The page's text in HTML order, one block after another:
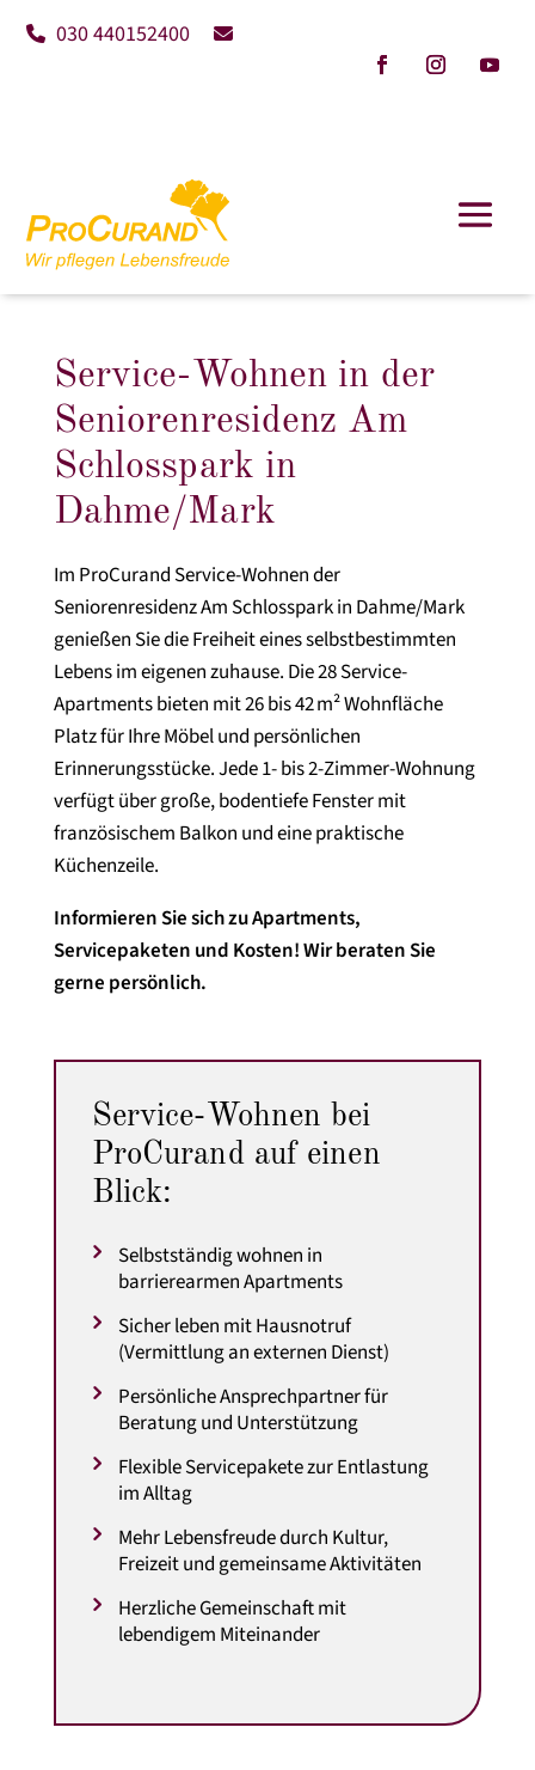
030 440152400
Service-Wohnen in der
Seniorenresidenz Am
Schlosspark in
Dahme/Mark
Im ProCurand Service-Wohnen der
Seniorenresidenz Am Schlosspark in Dahme/Mark
genießen Sie die Freiheit eines selbstbestimmten
Lebens im eigenen zuhause. Die 28 Service-
Apartments bieten mit 26 bis 42 m² Wohnfläche
Platz für Ihre Möbel und persönlichen
Erinnerungsstücke. Jede 1- bis 2-Zimmer-Wohnung
verfügt über große, bodentiefe Fenster mit
französischem Balkon und eine praktische
Küchenzeile.
Informieren Sie sich zu Apartments,
Servicepaketen und Kosten! Wir beraten Sie
gerne persönlich.
Service-Wohnen bei
ProCurand auf einen
Blick:
Selbstständig wohnen in
barrierearmen Apartments
Sicher leben mit Hausnotruf
(Vermittlung an externen Dienst)
Persönliche Ansprechpartner für
Beratung und Unterstützung
Flexible Servicepakete zur Entlastung
im Alltag
Mehr Lebensfreude durch Kultur,
Freizeit und gemeinsame Aktivitäten
Herzliche Gemeinschaft mit
lebendigem Miteinander